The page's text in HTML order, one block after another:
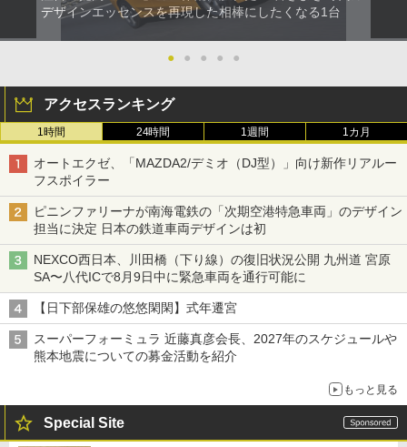
デザインエッセンスを再現した相棒にしたくなる1台
● ● ● ● ●
アクセスランキング
1時間 24時間 1週間 1カ月
オートエクゼ、「MAZDA2/デミオ（DJ型）」向け新作リアルー
フスポイラー
ピニンファリーナが南海電鉄の「次期空港特急車両」のデザイン
担当に決定 日本の鉄道車両デザインは初
NEXCO西日本、川田橋（下り線）の復旧状況公開 九州道 宮原
SA〜八代ICで8月9日中に緊急車両を通行可能に
【日下部保雄の悠悠閑閑】式年遷宮
スーパーフォーミュラ 近藤真彦会長、2027年のスケジュールや
熊本地震についての募金活動を紹介
もっと見る
Special Site